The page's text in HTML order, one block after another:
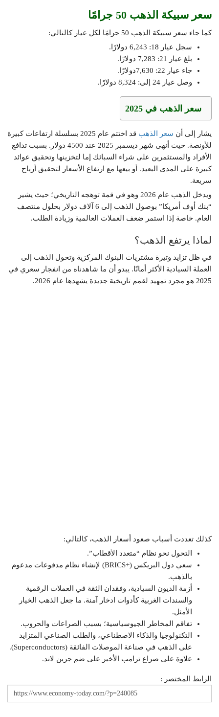
سعر سبيكة الذهب 50 جرامًا
كما جاء سعر سبيكة الذهب 50 جرامًا لكل عيار كالتالي:
سجل عيار 18: 6,243 دولارًا.
بلغ عيار 21: 7,283 دولارًا.
جاء عيار 22: 7,630دولارًا.
وصل عيار 24 إلى: 8,324 دولارًا.
سعر الذهب في 2025
يشار إلى أن سعر الذهب
قد اختتم عام 2025 بسلسلة ارتفاعات كبيرة
للأونصة. حيث أنهى شهر ديسمبر 2025 عند 4500 دولار. بسبب تدافع
الأفراد والمستثمرين على شراء السبائك إما لتخزينها وتحقيق عوائد
كبيرة على المدى البعيد. أو بيعها مع ارتفاع الأسعار لتحقيق أرباح
سريعة.
ويدخل الذهب عام 2026 وهو في قمة توهجه التاريخي؛ حيث يشير
“بنك أوف أمريكا” بوصول الذهب إلى 6 آلاف دولار بحلول منتصف
العام. خاصة إذا استمر ضعف العملات العالمية وزيادة الطلب.
لماذا يرتفع الذهب؟
في ظل تزايد وتيرة مشتريات البنوك المركزية وتحول الذهب إلى
العملة السيادية الأكثر أمانًا. يبدو أن ما شاهدناه من انفجار سعري في
2025 هو مجرد تمهيد لقمم تاريخية جديدة يشهدها عام 2026.
كذلك تعددت أسباب صعود أسعار الذهب، كالتالي:
التحول نحو نظام “متعدد الأقطاب”.
سعي دول البريكس (+BRICS) لإنشاء نظام مدفوعات مدعوم
بالذهب.
أزمة الديون السيادية، وفقدان الثقة في العملات الرقمية
والسندات الغربية كأدوات ادخار آمنة. ما جعل الذهب الخيار
الأمثل.
تفاقم المخاطر الجيوسياسية؛ بسبب الصراعات والحروب.
التكنولوجيا والذكاء الاصطناعي، والطلب الصناعي المتزايد
على الذهب في صناعة الموصلات الفائقة (Superconductors).
علاوة على صراع ترامب الأخير على ضم جرين لاند.
الرابط المختصر :